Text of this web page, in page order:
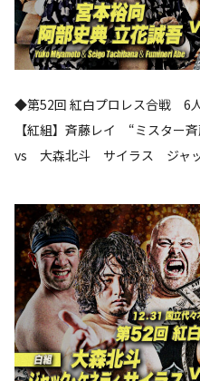
◆第52回 紅白プロレス合戦 6
【紅組】斉藤レイ “ミスター
vs 大森北斗 サイラス ジャッ